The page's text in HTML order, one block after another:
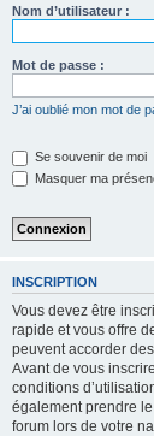
Nom d’utilisateur :
Mot de passe :
J’ai oublié mon mot de
Se souvenir de moi
Masquer ma
INSCRIPTION
Vous devez être
rapide et vous offre
peuvent accorder
Avant de vous
conditions
également prendre
forum lors de votre